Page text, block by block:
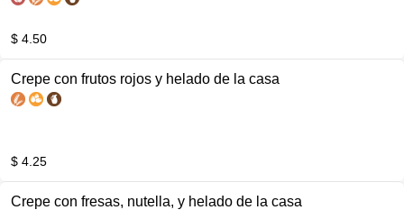
$ 4.50
Crepe con frutos rojos y helado de la casa
$ 4.25
Crepe con fresas, nutella, y helado de la casa